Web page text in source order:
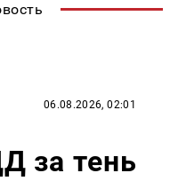
06.08.2026, 02:01
за тень